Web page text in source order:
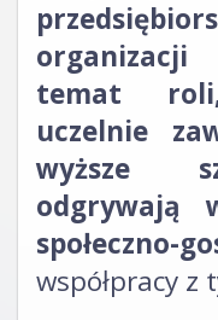
organizacji
temat
uczelnie
wyższe
odgrywają
społeczno-
współpracy z